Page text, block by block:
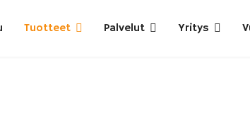
Tuotteet Palvelut Yritys